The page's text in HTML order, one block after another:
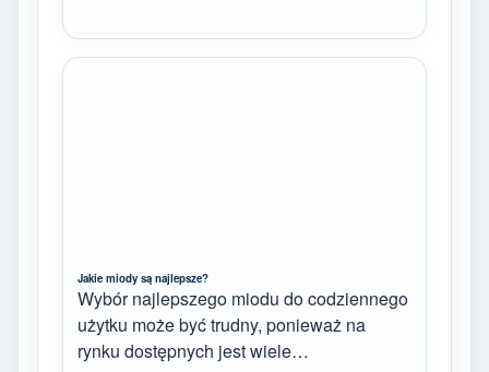
Jakie miody są najlepsze?
Wybór najlepszego miodu do codziennego
użytku może być trudny, ponieważ na
rynku dostępnych jest wiele…